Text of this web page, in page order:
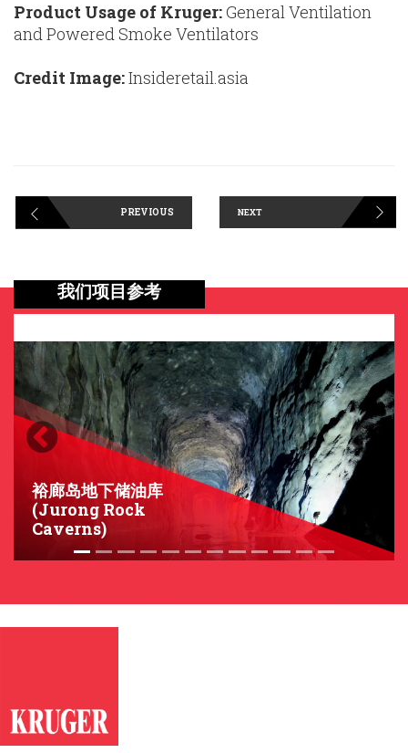
Product Usage of Kruger: General Ventilation
and Powered Smoke Ventilators
Credit Image:Insideretail.asia
PREVIOUS NEXT
我们项目参考
裕廊岛地下储油库
(Jurong Rock
Caverns)
Previous Next